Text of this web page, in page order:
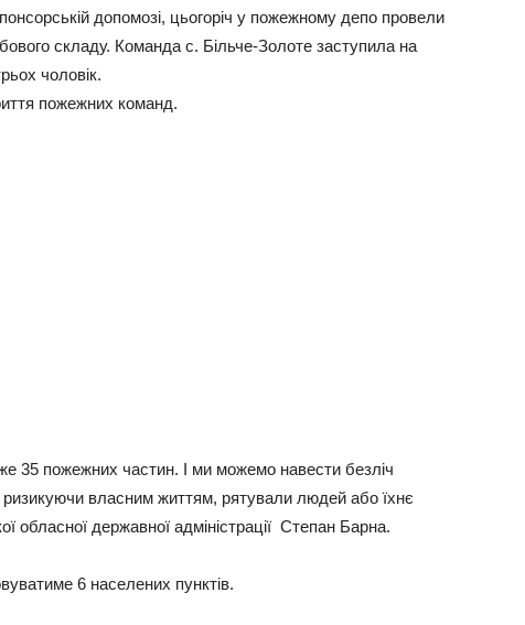
допомозі, цьогоріч у пожежному депо провели
складу. Команда с. Більче-Золоте заступила на
чоловік.
пожежних команд.
35 пожежних частин. І ми можемо навести безліч
ризикуючи власним життям, рятували людей або їхнє
обласної державної адміністрації Степан Барна.
6 населених пунктів.